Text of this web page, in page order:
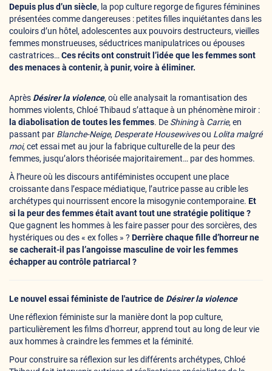
Depuis plus d’un siècle, la pop culture regorge de figures féminines
présentées comme dangereuses : petites filles inquiétantes dans les
couloirs d’un hôtel, adolescentes aux pouvoirs destructeurs, vieilles
femmes monstrueuses, séductrices manipulatrices ou épouses
castratrices…Ces récits ont construit l’idée que les femmes sont
des menaces à contenir, à punir, voire à éliminer.
Après Désirer la violence, où elle analysait la romantisation des
hommes violents, Chloé Thibaud s’attaque à un phénomène miroir :
la diabolisation de toutes les femmes. De Shiningà Carrie, en
passant par Blanche-Neige, Desperate Housewivesou Lolita malgré
moi, cet essai met au jour la fabrique culturelle de la peur des
femmes, jusqu’alors théorisée majoritairement… par des hommes.
À l’heure où les discours antiféministes occupent une place
croissante dans l’espace médiatique, l’autrice passe au crible les
archétypes qui nourrissent encore la misogynie contemporaine. Et
si la peur des femmes était avant tout une stratégie politique ?
Que gagnent les hommes à les faire passer pour des sorcières, des
hystériques ou des « ex folles » ? Derrière chaque fille d’horreur ne
se cacherait-il pas l’angoisse masculine de voir les femmes
échapper au contrôle patriarcal ?
Le nouvel essai féministe de l'autrice de Désirer la violence
Une réflexion féministe sur la manière dont la pop culture,
particulièrement les films d'horreur, apprend tout au long de leur vie
aux hommes à craindre les femmes et la féminité.
Pour construire sa réflexion sur les différents archétypes, Chloé